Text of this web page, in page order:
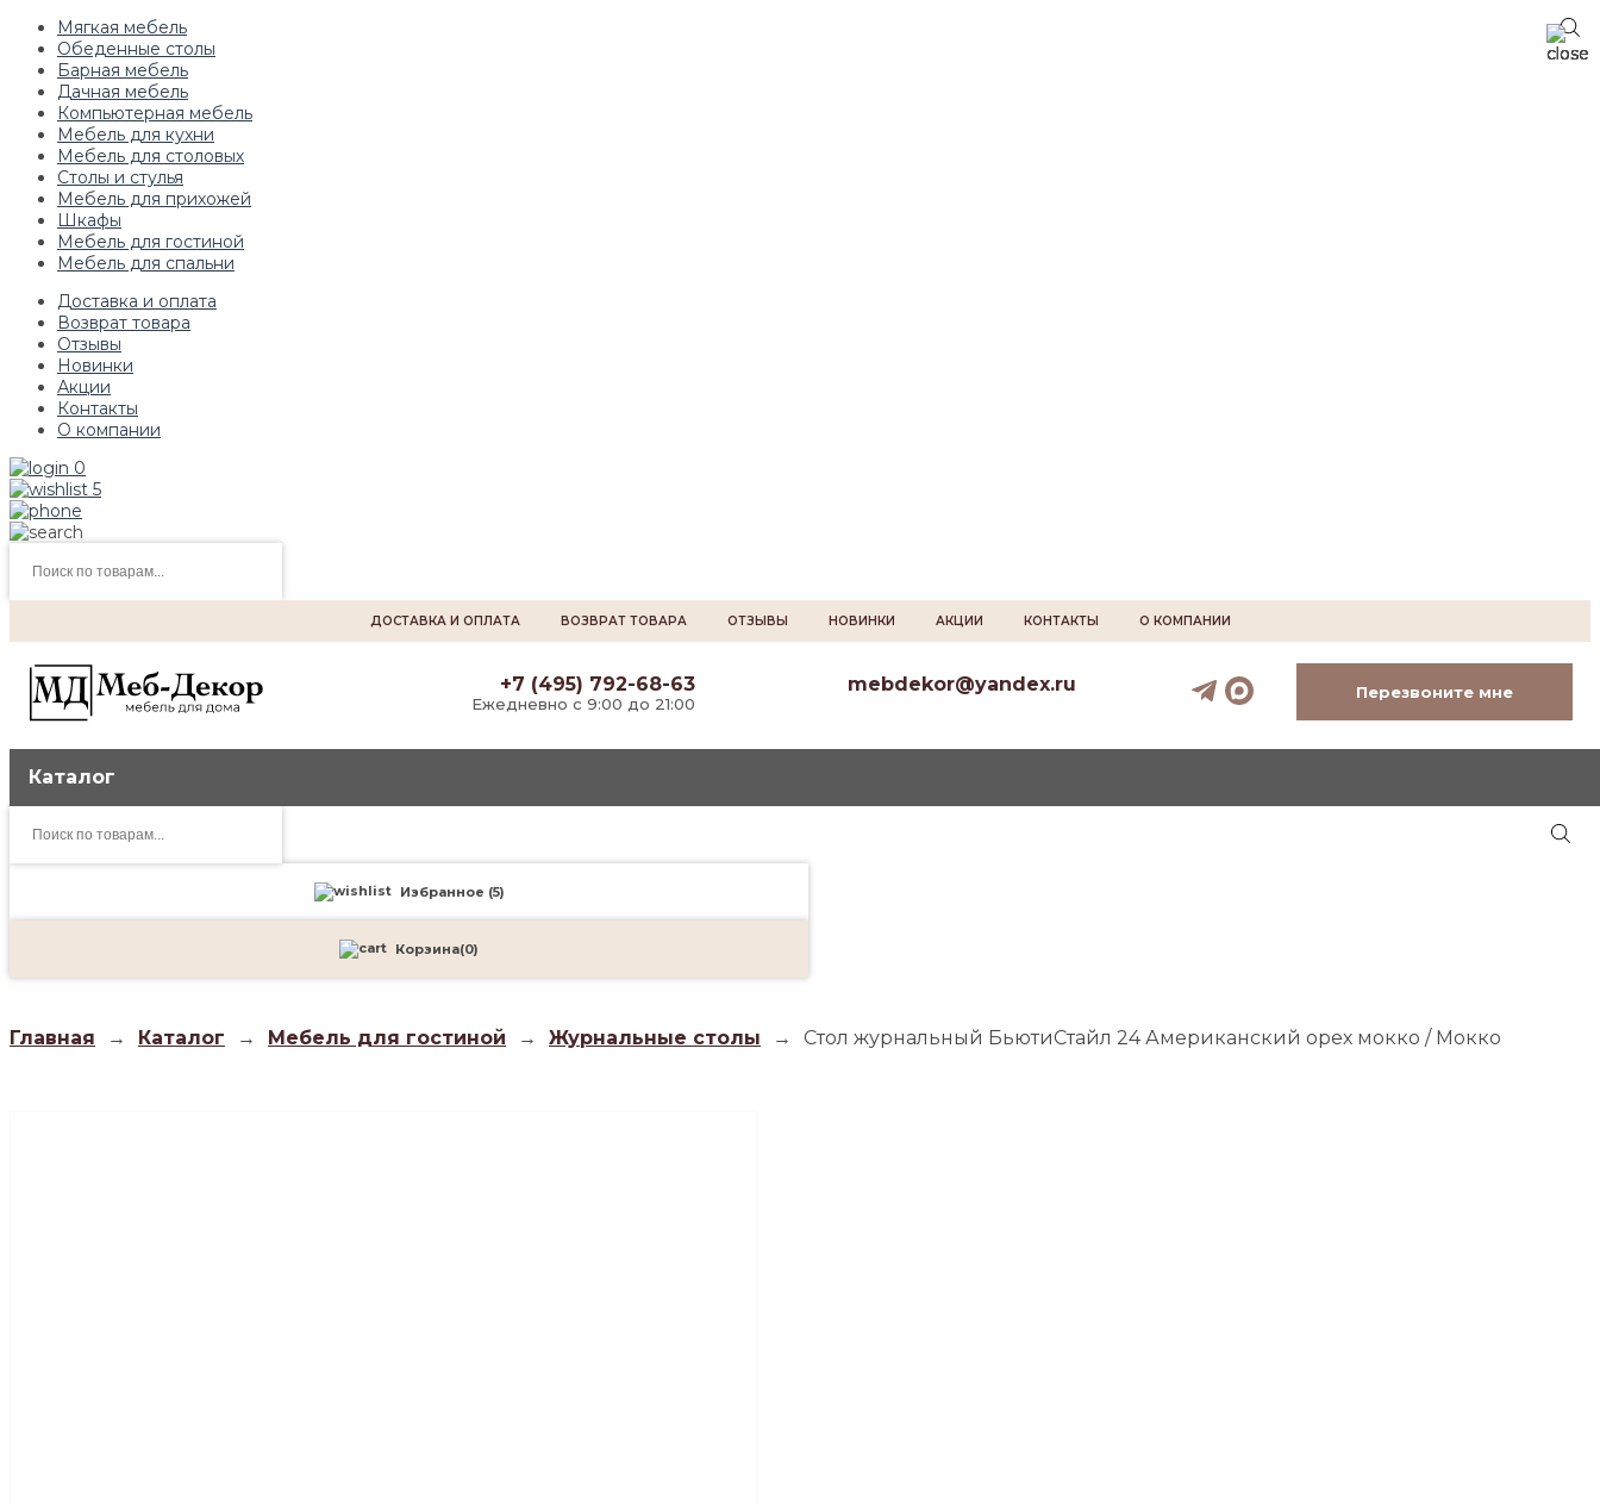
Мягкая мебель
Обеденные столы
Барная мебель
Дачная мебель
Компьютерная мебель
Мебель для кухни
Мебель для столовых
Столы и стулья
Мебель для прихожей
Шкафы
Мебель для гостиной
Мебель для спальни
Доставка и оплата
Возврат товара
Отзывы
Новинки
Акции
Контакты
О компании
0
5
товаров
ДОСТАВКА И ОПЛАТА ВОЗВРАТ ТОВАРА ОТЗЫВЫ НОВИНКИ АКЦИИ КОНТАКТЫ О КОМПАНИИ
+7 (495) 792-68-63
Ежедневно с 9:00 до 21:00
mebdekor@yandex.ru Перезвоните мне
Каталог
товаров
Избранное (5)
Корзина(0)
Главная → Каталог → Мебель для гостиной → Журнальные столы → Стол журнальный БьютиСтайл 24 Американский орех мокко / Мокко